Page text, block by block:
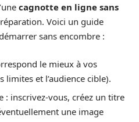
cagnotte en ligne sans
Voici un guide
sans encombre :
le mieux à vos
limites et l’audience cible).
: inscrivez-vous, créez un titre
une image